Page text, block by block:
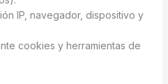
IP, navegador, dispositivo y
cookies y herramientas de